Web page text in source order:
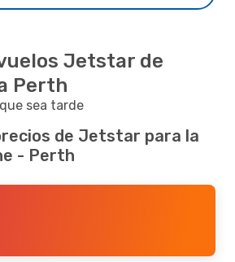
Jetstar de
Perth
sea tarde
de Jetstar para la
- Perth